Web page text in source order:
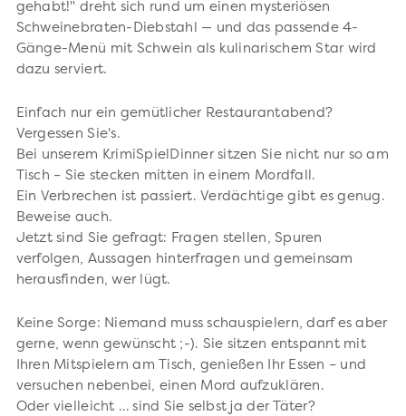
gehabt!" dreht sich rund um einen mysteriösen
Schweinebraten-Diebstahl — und das passende 4-
Gänge-Menü mit Schwein als kulinarischem Star wird
dazu serviert.
Einfach nur ein gemütlicher Restaurantabend?
Vergessen Sie's.
Bei unserem KrimiSpielDinner sitzen Sie nicht nur so am
Tisch – Sie stecken mitten in einem Mordfall.
Ein Verbrechen ist passiert. Verdächtige gibt es genug.
Beweise auch.
Jetzt sind Sie gefragt: Fragen stellen, Spuren
verfolgen, Aussagen hinterfragen und gemeinsam
herausfinden, wer lügt.
Keine Sorge: Niemand muss schauspielern, darf es aber
gerne, wenn gewünscht ;-). Sie sitzen entspannt mit
Ihren Mitspielern am Tisch, genießen Ihr Essen – und
versuchen nebenbei, einen Mord aufzuklären.
Oder vielleicht … sind Sie selbst ja der Täter?